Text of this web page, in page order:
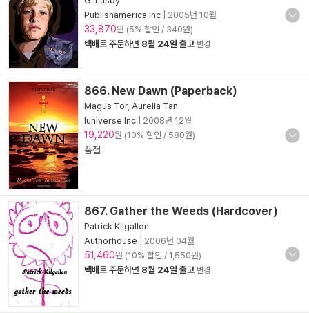
Publishamerica Inc
2005년 10월
33,870원 (5% 할인 / 340원)
택배로 주문하면 8월 24일 출고 변경
866. New Dawn (Paperback)
Magus Tor, Aurelia Tan
Iuniverse Inc
2008년 12월
19,220원 (10% 할인 / 580원)
품절
867. Gather the Weeds (Hardcover)
Patrick Kilgallon
Authorhouse
2006년 04월
51,460원 (10% 할인 / 1,550원)
택배로 주문하면 8월 24일 출고 변경